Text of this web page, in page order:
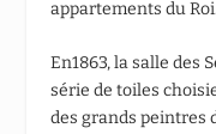
appartements du
En1863, la salle des
série de toiles
des grands peintres